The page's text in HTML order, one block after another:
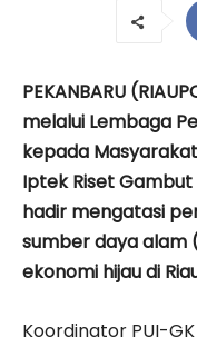
PEKANBARU
melalui Lembaga
kepada
Iptek Riset
hadir mengatasi
sumber daya alam
ekonomi hijau di
Koordinator PUI-GK